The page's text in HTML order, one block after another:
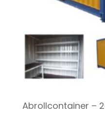
Abrollcontainer –